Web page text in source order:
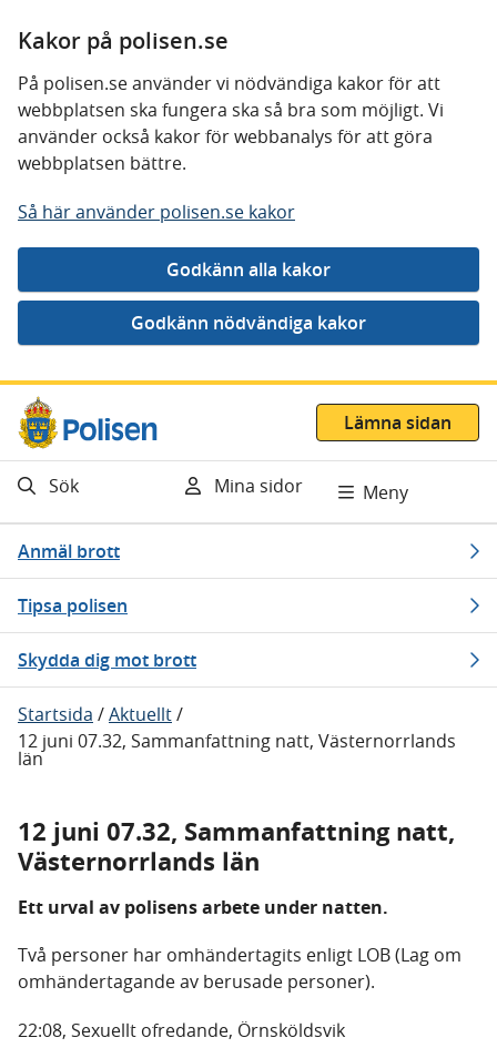
Kakor på polisen.se
På polisen.se använder vi nödvändiga kakor för att
webbplatsen ska fungera ska så bra som möjligt. Vi
använder också kakor för webbanalys för att göra
webbplatsen bättre.
Så här använder polisen.se kakor
Gå direkt till innehåll
Lämna sidan
Sök Mina sidor Meny
Anmäl brott
Tipsa polisen
Skydda dig mot brott
Startsida /Aktuellt/
12 juni 07.32, Sammanfattning natt, Västernorrlands
län
12 juni 07.32, Sammanfattning natt,
Västernorrlands län
Ett urval av polisens arbete under natten.
Två personer har omhändertagits enligt LOB (Lag om
omhändertagande av berusade personer).
22:08, Sexuellt ofredande, Örnsköldsvik